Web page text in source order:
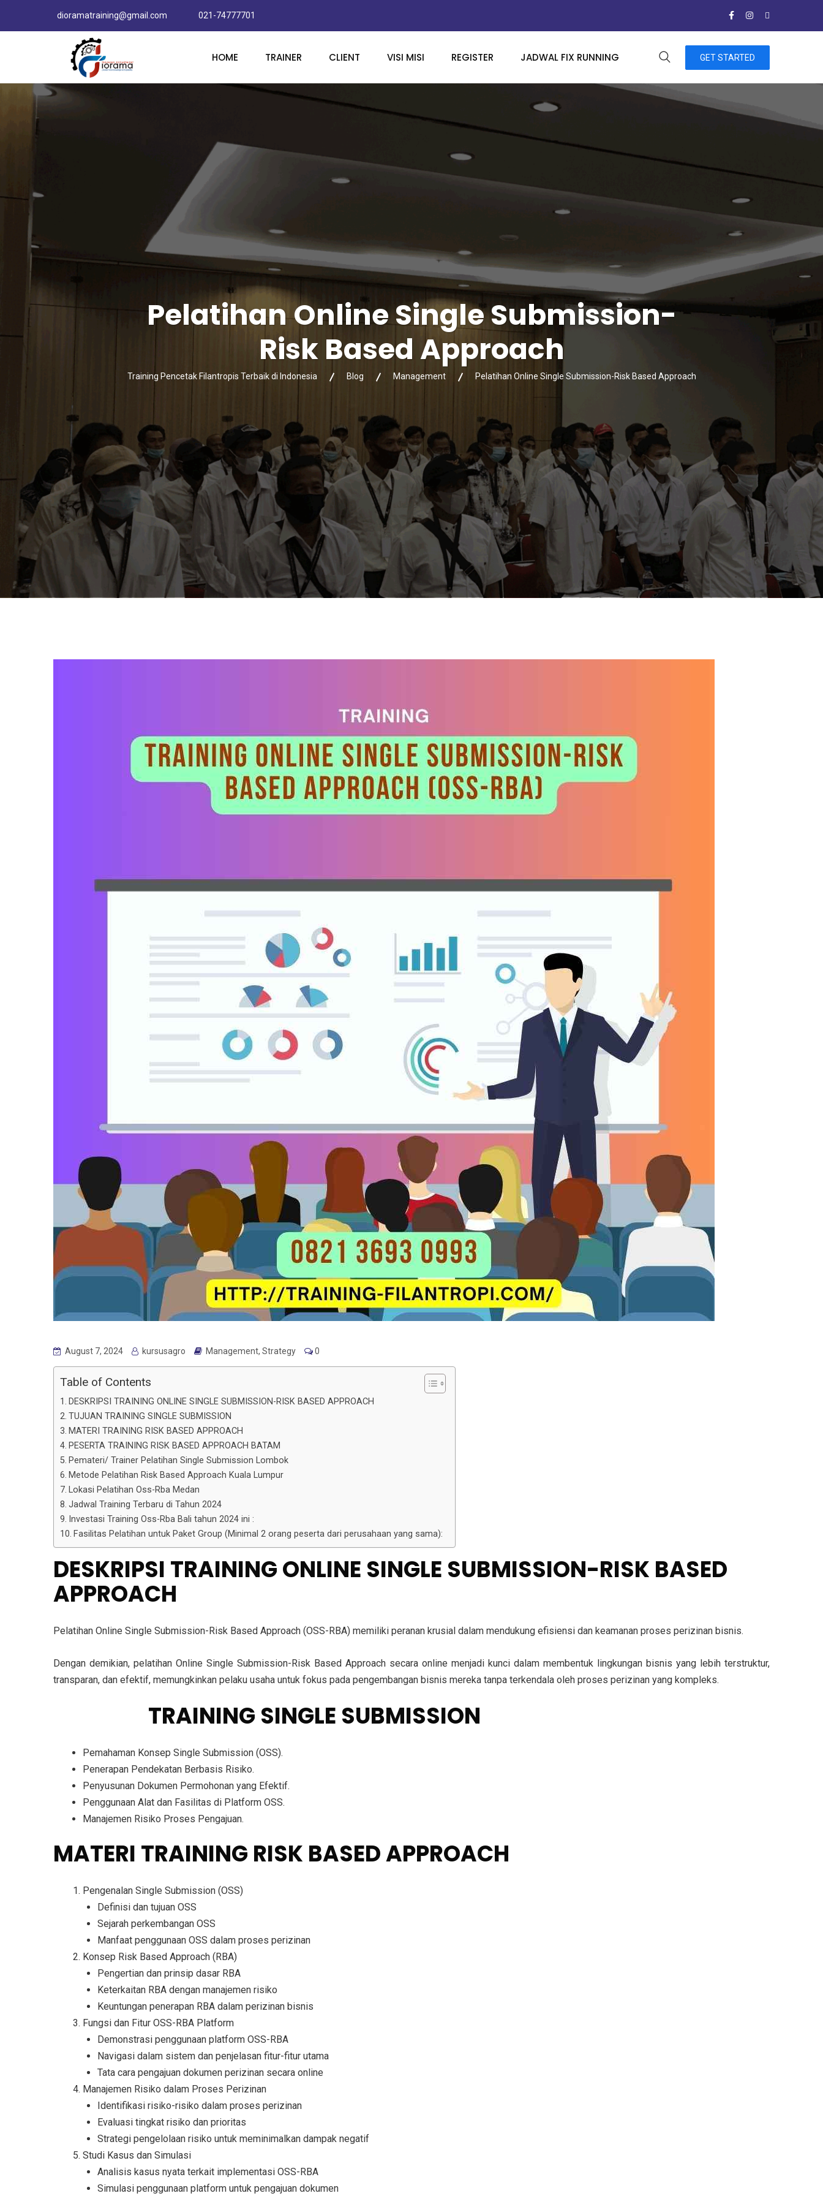
dioramatraining@gmail.com 021-74777701
HOME TRAINER CLIENT VISI MISI REGISTER JADWAL FIX RUNNING GET STARTED
Pelatihan Online Single Submission-
Risk Based Approach
Training Pencetak Filantropis Terbaik di Indonesia Blog Management Pelatihan Online Single Submission-Risk Based Approach
August 7, 2024 kursusagro Management, Strategy 0
Table of Contents
DESKRIPSI TRAINING ONLINE SINGLE SUBMISSION-RISK BASED APPROACH
TUJUAN TRAINING SINGLE SUBMISSION
MATERI TRAINING RISK BASED APPROACH
PESERTA TRAINING RISK BASED APPROACH BATAM
Pemateri/ Trainer Pelatihan Single Submission Lombok
Metode Pelatihan Risk Based Approach Kuala Lumpur
Lokasi Pelatihan Oss-Rba Medan
Jadwal Training Terbaru di Tahun 2024
Investasi Training Oss-Rba Bali tahun 2024 ini :
Fasilitas Pelatihan untuk Paket Group (Minimal 2 orang peserta dari perusahaan yang sama):
DESKRIPSI TRAINING ONLINE SINGLE SUBMISSION-RISK BASED
APPROACH
Pelatihan Online Single Submission-Risk Based Approach (OSS-RBA) memiliki peranan krusial dalam mendukung efisiensi dan keamanan proses perizinan bisnis.
Dengan demikian, pelatihan Online Single Submission-Risk Based Approach secara online menjadi kunci dalam membentuk lingkungan bisnis yang lebih terstruktur,
transparan, dan efektif, memungkinkan pelaku usaha untuk fokus pada pengembangan bisnis mereka tanpa terkendala oleh proses perizinan yang kompleks.
TRAINING SINGLE SUBMISSION
Pemahaman Konsep Single Submission (OSS).
Penerapan Pendekatan Berbasis Risiko.
Penyusunan Dokumen Permohonan yang Efektif.
Penggunaan Alat dan Fasilitas di Platform OSS.
Manajemen Risiko Proses Pengajuan.
MATERI TRAINING RISK BASED APPROACH
Pengenalan Single Submission (OSS)
Definisi dan tujuan OSS
Sejarah perkembangan OSS
Manfaat penggunaan OSS dalam proses perizinan
Konsep Risk Based Approach (RBA)
Pengertian dan prinsip dasar RBA
Keterkaitan RBA dengan manajemen risiko
Keuntungan penerapan RBA dalam perizinan bisnis
Fungsi dan Fitur OSS-RBA Platform
Demonstrasi penggunaan platform OSS-RBA
Navigasi dalam sistem dan penjelasan fitur-fitur utama
Tata cara pengajuan dokumen perizinan secara online
Manajemen Risiko dalam Proses Perizinan
Identifikasi risiko-risiko dalam proses perizinan
Evaluasi tingkat risiko dan prioritas
Strategi pengelolaan risiko untuk meminimalkan dampak negatif
Studi Kasus dan Simulasi
Analisis kasus nyata terkait implementasi OSS-RBA
Simulasi penggunaan platform untuk pengajuan dokumen